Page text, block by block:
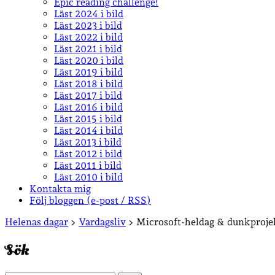
Läst 2024 i bild
Läst 2023 i bild
Läst 2022 i bild
Läst 2021 i bild
Läst 2020 i bild
Läst 2019 i bild
Läst 2018 i bild
Läst 2017 i bild
Läst 2016 i bild
Läst 2015 i bild
Läst 2014 i bild
Läst 2013 i bild
Läst 2012 i bild
Läst 2011 i bild
Läst 2010 i bild
Kontakta mig
Följ bloggen (e-post / RSS)
Sidopanel
Helenas dagar > Vardagsliv > Microsoft-heldag &
Sök